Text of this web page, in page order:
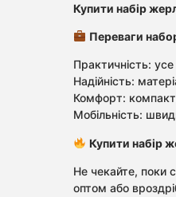
Купити набір
Переваги
Практичність:
Надійність:
Комфорт:
Мобільність:
Купити набір
Не чекайте, поки
оптом або